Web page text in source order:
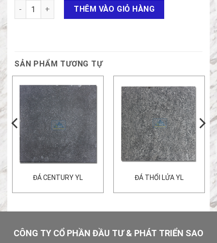
ĐÁ THỔI LỬA RUNG YL số lượng
THÊM VÀO GIỎ HÀNG
SẢN PHẨM TƯƠNG TỰ
ĐÁ CENTURY YL ĐÁ THỔI LỬA YL
CÔNG TY CỔ PHẦN ĐẦU TƯ & PHÁT TRIỂN SAO